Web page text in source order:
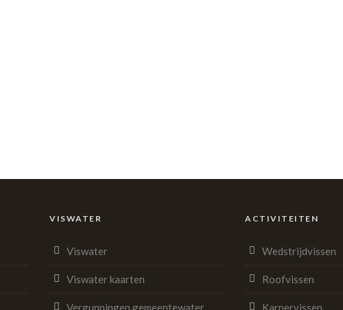
VISWATER
Viswater
Viswater kaarten
Vergunningen gemeentewater
ACTIVITEITEN
Wedstrijdvissen
Roofvissen
Karpervissen